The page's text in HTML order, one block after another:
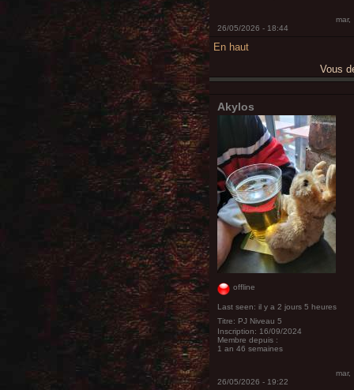
mar,
26/05/2026 - 18:44
En haut
Vous
Akylos
offline
Last seen: il y a 2 jours 5 heures
Titre: PJ Niveau 5
Inscription: 16/09/2024
Membre depuis :
1 an 46 semaines
mar,
26/05/2026 - 19:22